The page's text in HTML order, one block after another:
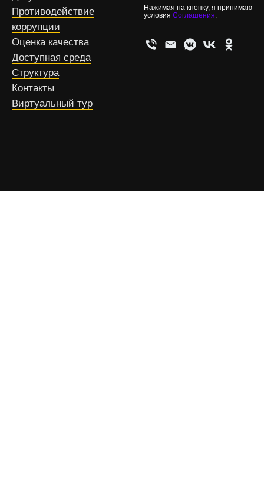
Противодействие
коррупции
Оценка качества
Доступная среда
Структура
Контакты
Виртуальный тур
Нажимая на кнопку, я принимаю
условия Соглашения.